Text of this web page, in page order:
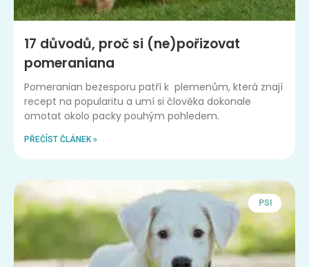
17 důvodů, proč si (ne)pořizovat
pomeraniana
Pomeranian bezesporu patří k plemenům, která znají
recept na popularitu a umí si člověka dokonale
omotat okolo packy pouhým pohledem.
PŘEČÍST ČLÁNEK »
PSI